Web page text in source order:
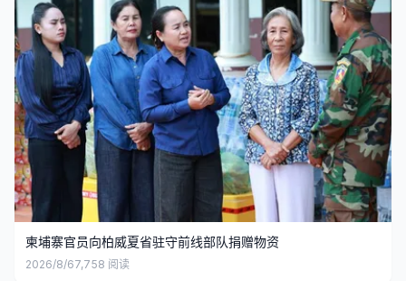
柬埔寨官员向柏威夏省驻守前线部队捐赠物资
2026/8/67,758 阅读